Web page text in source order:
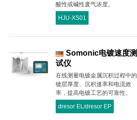
酸性或碱性废气浓度。
HJU-XS01
Somonic电镀速度测
试仪
在线测量电镀金属沉积过程中的
镀层厚度、沉积速率和电流效
率，提高电镀工艺的可靠性。
dresor EL/dresor EP